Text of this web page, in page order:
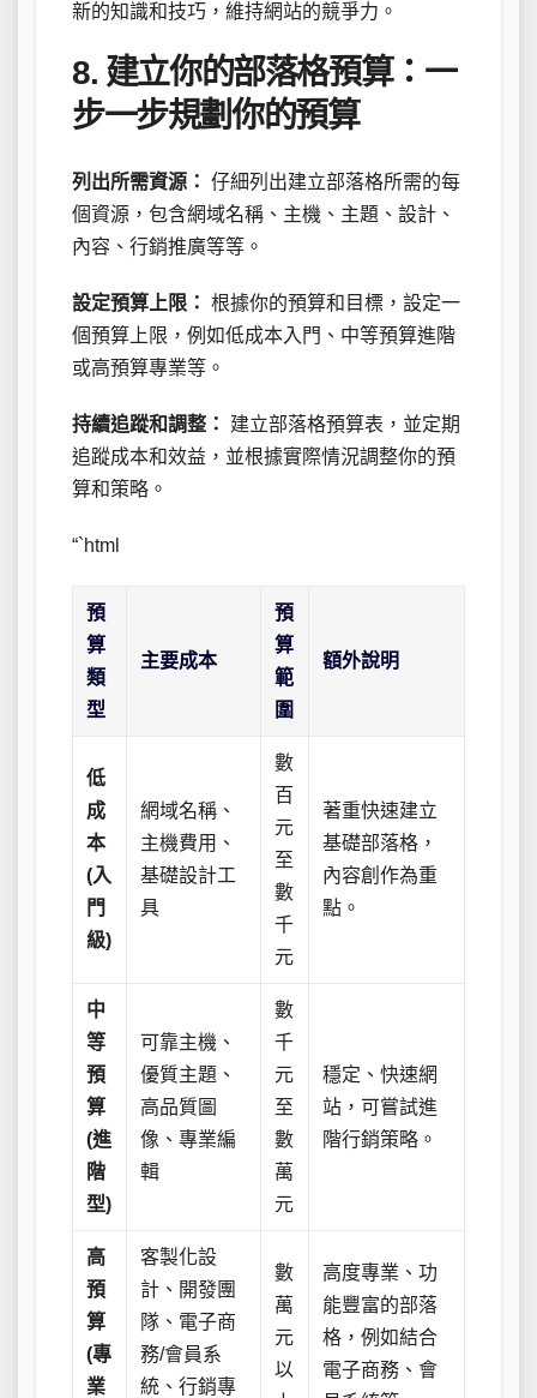
新的知識和技巧，維持網站的競爭力。
8. 建立你的部落格預算：一
步一步規劃你的預算
列出所需資源： 仔細列出建立部落格所需的每
個資源，包含網域名稱、主機、主題、設計、
內容、行銷推廣等等。
設定預算上限： 根據你的預算和目標，設定一
個預算上限，例如低成本入門、中等預算進階
或高預算專業等。
持續追蹤和調整：
建立部落格預算表，並定期
追蹤成本和效益，並根據實際情況調整你的預
算和策略。
“`html
預
算
類
型
主要成本
預
算
範
圍
額外說明
低
成
本
(入
門
級)
網域名稱、
主機費用、
基礎設計工
具
數
百
元
至
數
千
元
著重快速建立
基礎部落格，
內容創作為重
點。
中
等
預
算
(進
階
型)
可靠主機、
優質主題、
高品質圖
像、專業編
輯
數
千
元
至
數
萬
元
穩定、快速網
站，可嘗試進
階行銷策略。
高
預
算
(專
業
客製化設
計、開發團
隊、電子商
務/會員系
統、行銷專
數
萬
元
以
高度專業、功
能豐富的部落
格，例如結合
電子商務、會